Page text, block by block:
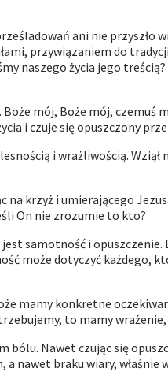
ani nie przyszło
przywiązaniem do
naszego życia jego
mój, Boże mój, czemuś
i czuje się opuszczony
i wrażliwością.
krzyż i umierającego
On nie zrozumie to kto?
samotność i
może dotyczyć każdego,
mamy konkretne
to mamy wrażenie,
bólu. Nawet czując się
nawet braku wiary, właśnie